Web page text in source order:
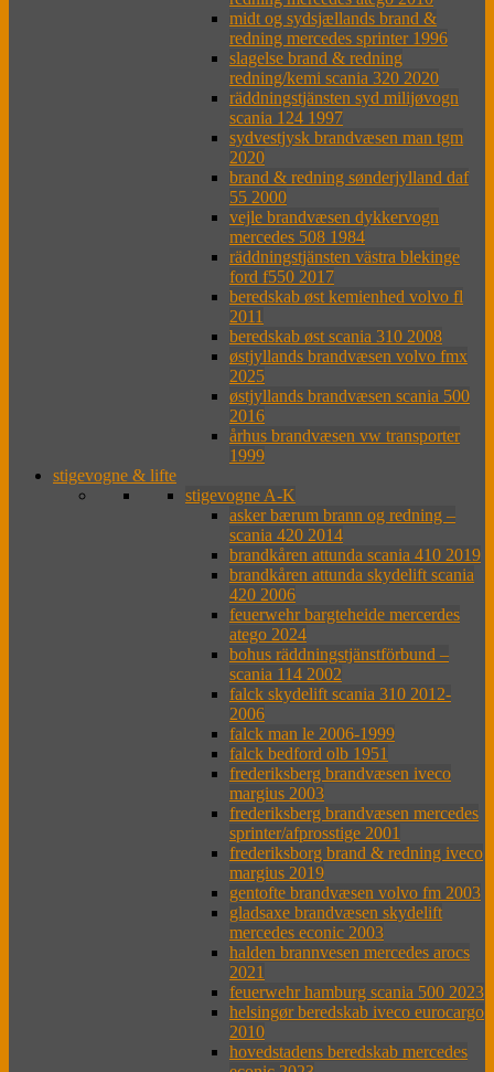
midt og sydsjællands brand &
redning mercedes sprinter 1996
slagelse brand & redning
redning/kemi scania 320 2020
räddningstjänsten syd milijøvogn
scania 124 1997
sydvestjysk brandvæsen man tgm
2020
brand & redning sønderjylland daf
55 2000
vejle brandvæsen dykkervogn
mercedes 508 1984
räddningstjänsten västra blekinge
ford f550 2017
beredskab øst kemienhed volvo fl
2011
beredskab øst scania 310 2008
østjyllands brandvæsen volvo fmx
2025
østjyllands brandvæsen scania 500
2016
århus brandvæsen vw transporter
1999
stigevogne & lifte
stigevogne A-K
asker bærum brann og redning –
scania 420 2014
brandkåren attunda scania 410 2019
brandkåren attunda skydelift scania
420 2006
feuerwehr bargteheide mercerdes
atego 2024
bohus räddningstjänstförbund –
scania 114 2002
falck skydelift scania 310 2012-
2006
falck man le 2006-1999
falck bedford olb 1951
frederiksberg brandvæsen iveco
margius 2003
frederiksberg brandvæsen mercedes
sprinter/afprosstige 2001
frederiksborg brand & redning iveco
margius 2019
gentofte brandvæsen volvo fm 2003
gladsaxe brandvæsen skydelift
mercedes econic 2003
halden brannvesen mercedes arocs
2021
feuerwehr hamburg scania 500 2023
helsingør beredskab iveco eurocargo
2010
hovedstadens beredskab mercedes